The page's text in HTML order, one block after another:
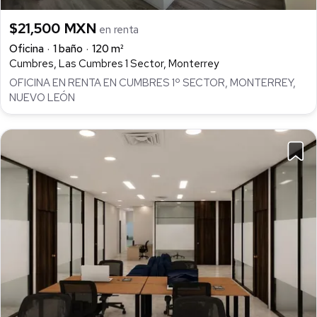
$21,500 MXN en renta
Oficina
1 baño
120 m²
Cumbres, Las Cumbres 1 Sector, Monterrey
OFICINA EN RENTA EN CUMBRES 1º SECTOR, MONTERREY,
NUEVO LEÓN